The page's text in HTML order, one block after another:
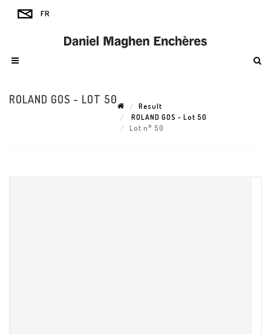
ROLAND GOS - LOT 50
Result
ROLAND GOS - Lot 50
Lot n° 50